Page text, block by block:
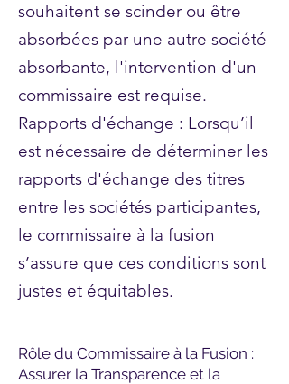
souhaitent se scinder ou être
absorbées par une autre société
absorbante, l'intervention d'un
commissaire est requise.
Rapports d'échange : Lorsqu’il
est nécessaire de déterminer les
rapports d'échange des titres
entre les sociétés participantes,
le commissaire à la fusion
s’assure que ces conditions sont
justes et équitables.
Rôle du Commissaire à la Fusion :
Assurer la Transparence et la